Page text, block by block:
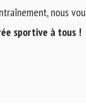
nous
sportive à tous !